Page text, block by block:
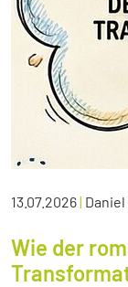
13.07.2026|
Wie der